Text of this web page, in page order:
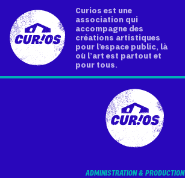
Curios est une
association qui
accompagne des
créations artistiques
pour l’espace public, là
où l’art est partout et
pour tous.
ADMINISTRATION & PRODUCTION